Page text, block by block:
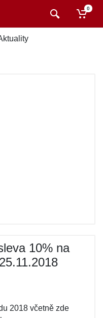
0
10% na
2018 včetně zde